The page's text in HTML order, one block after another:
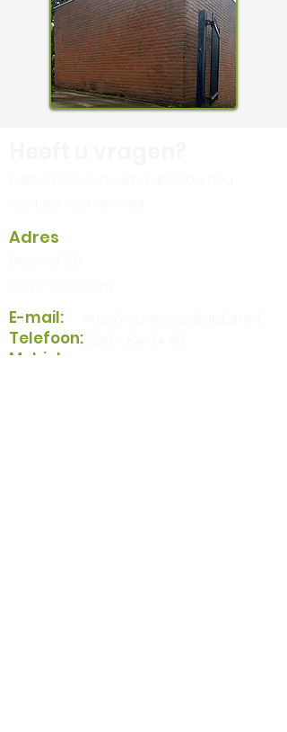
Adres
E-mail:
Telefoon:
Mobiel: